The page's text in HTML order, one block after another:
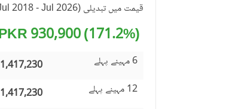
قیمت میں تبدیلی(Jul 2018 - Jul 2026)
(171.2%) 930,900 PKR
6 مہینے پہلے
1,417,230
12 مہینے پہلے
1,417,230